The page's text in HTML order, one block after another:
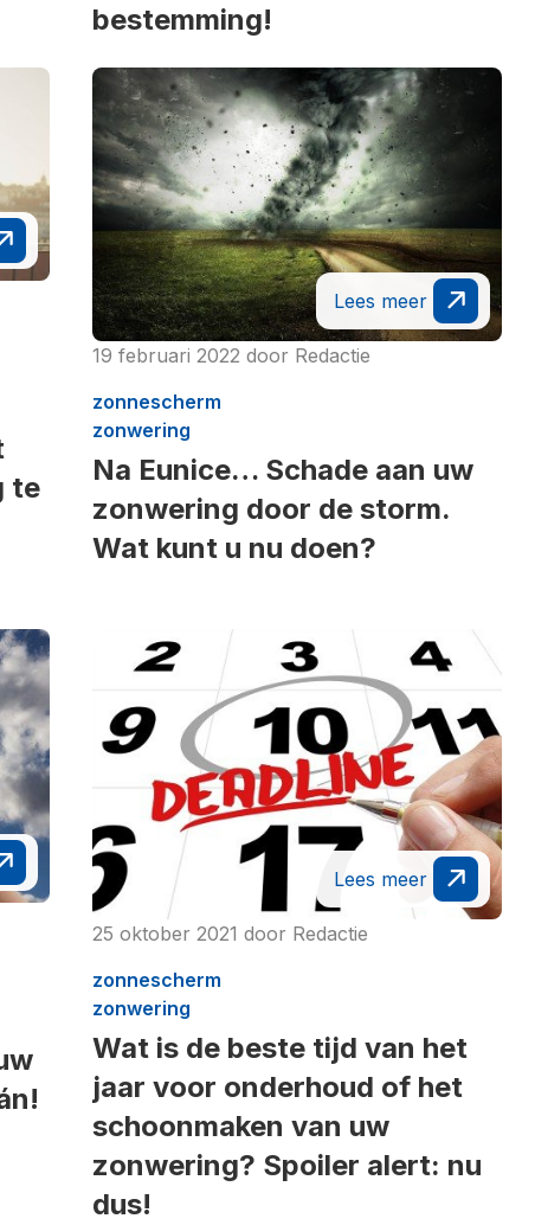
bestemming!
te
Lees meer
19 februari 2022 door Redactie
zonnescherm
zonwering
Na Eunice… Schade aan uw
zonwering door de storm.
Wat kunt u nu doen?
Lees meer
25 oktober 2021 door Redactie
zonnescherm
zonwering
Wat is de beste tijd van het
jaar voor onderhoud of het
schoonmaken van uw
zonwering? Spoiler alert: nu
dus!